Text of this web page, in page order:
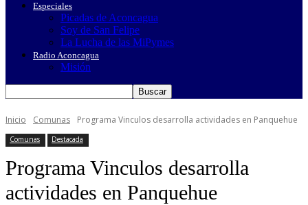
Especiales
Picadas de Aconcagua
Soy de San Felipe
La Lucha de las MiPymes
Radio Aconcagua
Misión
Inicio Comunas Programa Vinculos desarrolla actividades en Panquehue
Comunas Destacada
Programa Vinculos desarrolla
actividades en Panquehue